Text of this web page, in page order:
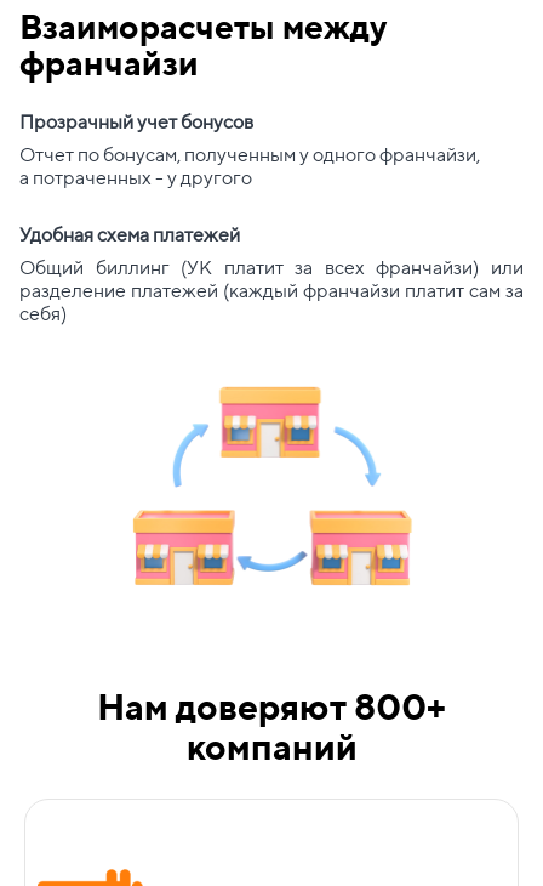
Взаиморасчеты между
франчайзи
Прозрачный учет бонусов
Отчет по бонусам, полученным у одного франчайзи,
а потраченных - у другого
Удобная схема платежей
Общий биллинг (УК платит за всех франчайзи) или
разделение платежей (каждый франчайзи платит сам за
себя)
Нам доверяют 800+
компаний